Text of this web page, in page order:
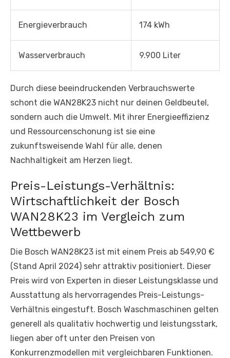
Energieverbrauch 174 kWh
Wasserverbrauch 9.900 Liter
Durch diese beeindruckenden Verbrauchswerte
schont die WAN28K23 nicht nur deinen Geldbeutel,
sondern auch die Umwelt. Mit ihrer Energieeffizienz
und Ressourcenschonung ist sie eine
zukunftsweisende Wahl für alle, denen
Nachhaltigkeit am Herzen liegt.
Preis-Leistungs-Verhältnis:
Wirtschaftlichkeit der Bosch
WAN28K23 im Vergleich zum
Wettbewerb
Die Bosch WAN28K23 ist mit einem Preis ab 549,90 €
(Stand April 2024) sehr attraktiv positioniert. Dieser
Preis wird von Experten in dieser Leistungsklasse und
Ausstattung als hervorragendes Preis-Leistungs-
Verhältnis eingestuft. Bosch Waschmaschinen gelten
generell als qualitativ hochwertig und leistungsstark,
liegen aber oft unter den Preisen von
Konkurrenzmodellen mit vergleichbaren Funktionen.